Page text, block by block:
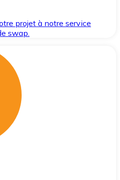
projet à notre service
swap.